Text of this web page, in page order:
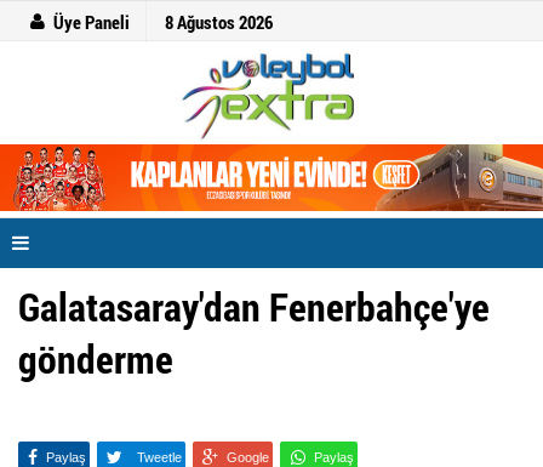
Üye Paneli 8 Ağustos 2026
Galatasaray'dan Fenerbahçe'ye
gönderme
Paylaş Tweetle Google Paylaş